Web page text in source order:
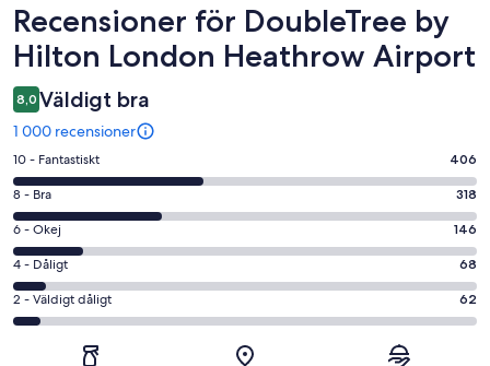
Recensioner
Recensioner för DoubleTree by
Hilton London Heathrow Airport
8,0 Väldigt bra
1 000 recensioner
10
-
Fantastiskt
i
betyg.
406
av
1000
recensioner
10 - Fantastiskt 406
8
-
Bra
i
betyg.
318
av
8 - Bra 318
6
-
Okej
i
betyg.
6 - Okej 146
4
-
Dåligt
4 - Dåligt 68
2
-
2 - Väldigt dåligt 62